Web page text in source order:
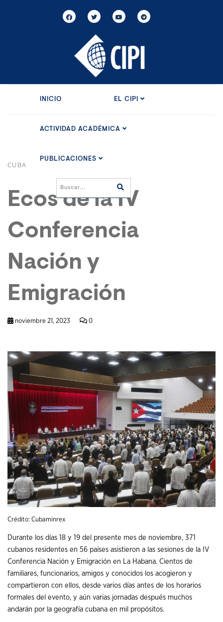
INICIO EL CIPI
ACTIVIDAD ACADÉMICA
PUBLICACIONES
CUBA
Ecos de la IV
Conferencia
Nación y
Emigración
noviembre 21, 2023 0
Crédito: Cubaminrex
Durante los días 18 y 19 del presente mes de noviembre, 371
cubanos residentes en 56 países asistieron a las sesiones de la IV
Conferencia Nación y Emigración en La Habana. Cientos de
familiares, funcionarios, amigos y conocidos los acogieron y
compartieron con ellos, desde varios días antes de los horarios
formales del evento, y aún varias jornadas después muchos
andarán por la geografía cubana en mil propósitos.